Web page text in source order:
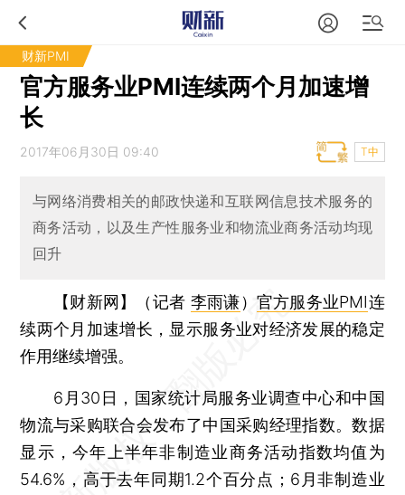
财新PMI
官方服务业PMI连续两个月加速增
长
2017年06月30日 09:40 T中
与网络消费相关的邮政快递和互联网信息技术服务的
商务活动，以及生产性服务业和物流业商务活动均现
回升
【财新网】（记者 李雨谦） 官方服务业PMI连
续两个月加速增长，显示服务业对经济发展的稳定
作用继续增强。
6月30日，国家统计局服务业调查中心和中国
物流与采购联合会发布了中国采购经理指数。数据
显示，今年上半年非制造业商务活动指数均值为
54.6%，高于去年同期1.2个百分点；6月非制造业